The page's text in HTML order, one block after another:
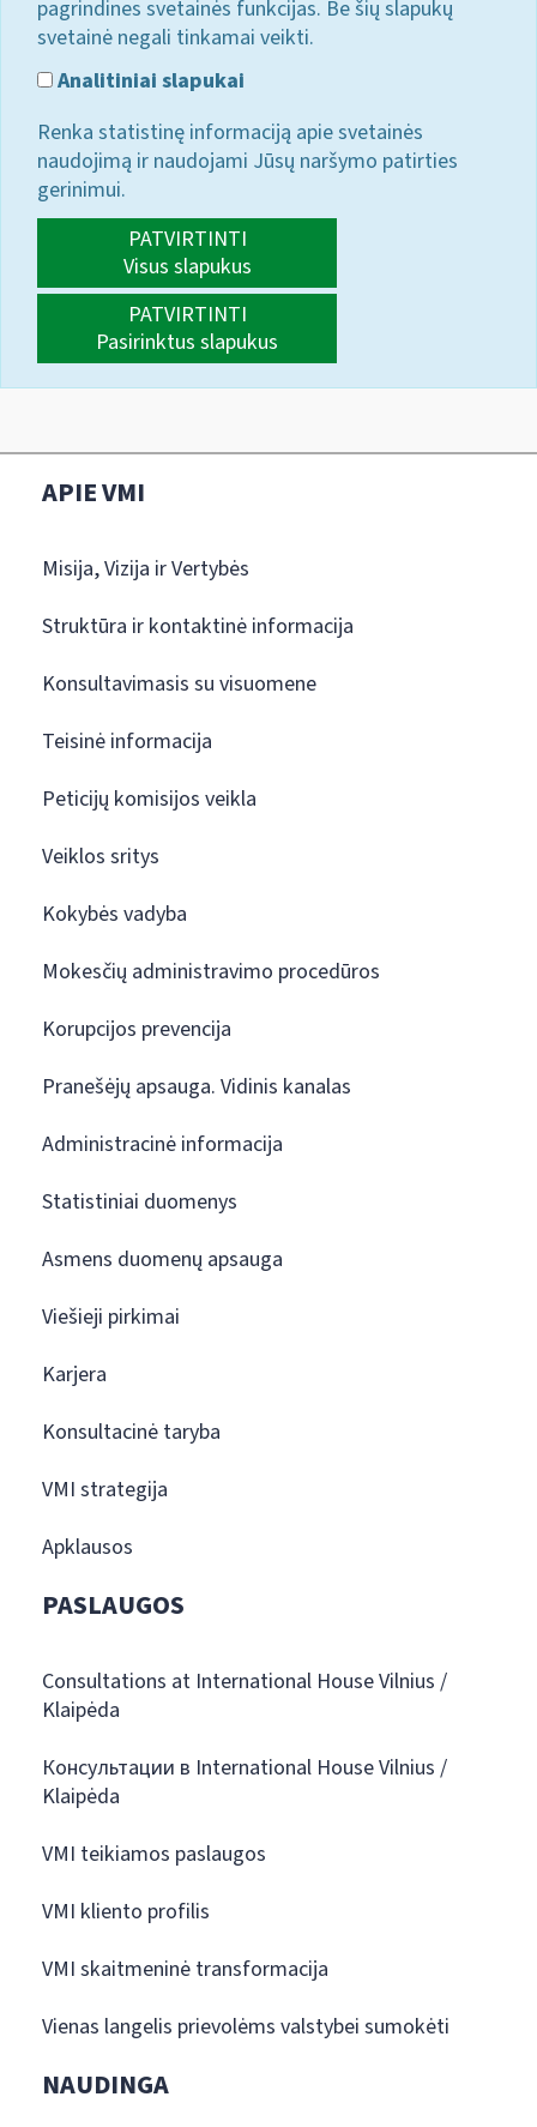
pagrindines svetainės funkcijas. Be šių slapukų
svetainė negali tinkamai veikti.
Analitiniai slapukai
Renka statistinę informaciją apie svetainės
naudojimą ir naudojami Jūsų naršymo patirties
gerinimui.
PATVIRTINTI
Visus slapukus
PATVIRTINTI
Pasirinktus slapukus
APIE VMI
Misija, Vizija ir Vertybės
Struktūra ir kontaktinė informacija
Konsultavimasis su visuomene
Teisinė informacija
Peticijų komisijos veikla
Veiklos sritys
Kokybės vadyba
Mokesčių administravimo procedūros
Korupcijos prevencija
Pranešėjų apsauga. Vidinis kanalas
Administracinė informacija
Statistiniai duomenys
Asmens duomenų apsauga
Viešieji pirkimai
Karjera
Konsultacinė taryba
VMI strategija
Apklausos
PASLAUGOS
Consultations at International House Vilnius /
Klaipėda
Консультации в International House Vilnius /
Klaipėda
VMI teikiamos paslaugos
VMI kliento profilis
VMI skaitmeninė transformacija
Vienas langelis prievolėms valstybei sumokėti
NAUDINGA